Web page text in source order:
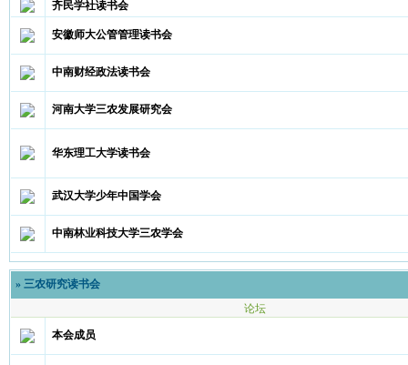
齐民学社读书会
安徽师大公管管理读书会
中南财经政法读书会
河南大学三农发展研究会
华东理工大学读书会
武汉大学少年中国学会
中南林业科技大学三农学会
» 三农研究读书会
论坛
本会成员